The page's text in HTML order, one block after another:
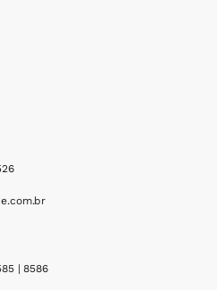
| 8586